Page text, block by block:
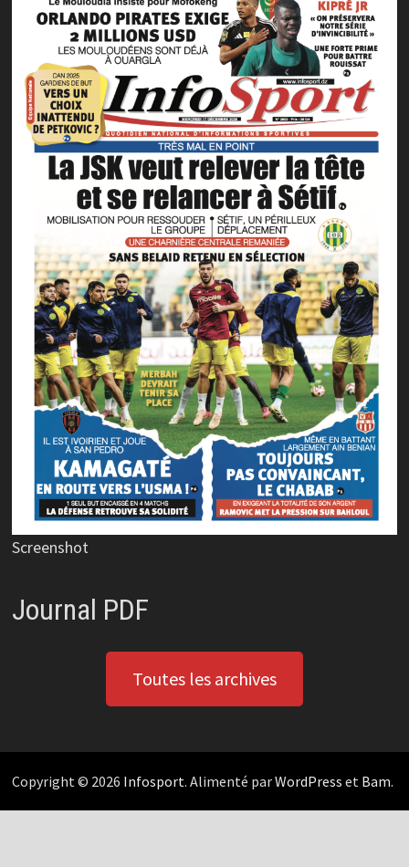
Screenshot
Journal PDF
Toutes les archives
Copyright © 2026 Infosport. Alimenté parWordPress et Bam.